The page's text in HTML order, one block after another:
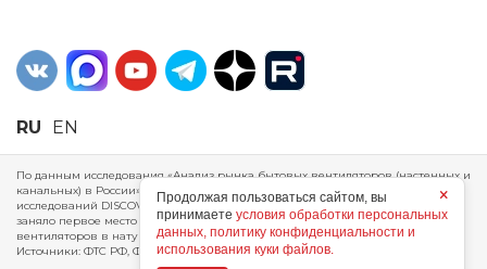
RU EN
По данным исследования «Анализ рынка бытовых вентиляторов (настенных и
канальных) в России», проведенного Агентством маркетинговых
исследований DISCOVERY RESEARCH Group, 2025 г. ERA Group (ООО «ЭРА»)
заняло первое место по производству, объему продаж и экспорту бытовых
вентиляторов в натуральном и стоимостном выражении за 2024 год.
Источники: ФТС РФ, ФСГС РФ, исследования DISCOVERY RESEARCH Group.
×
Продолжая пользоваться сайтом, вы
принимаете условия обработки персональных
данных, политику конфиденциальности и
использования куки файлов.